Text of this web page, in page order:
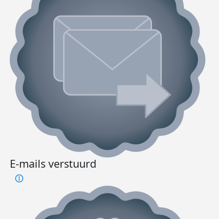
E-mails verstuurd